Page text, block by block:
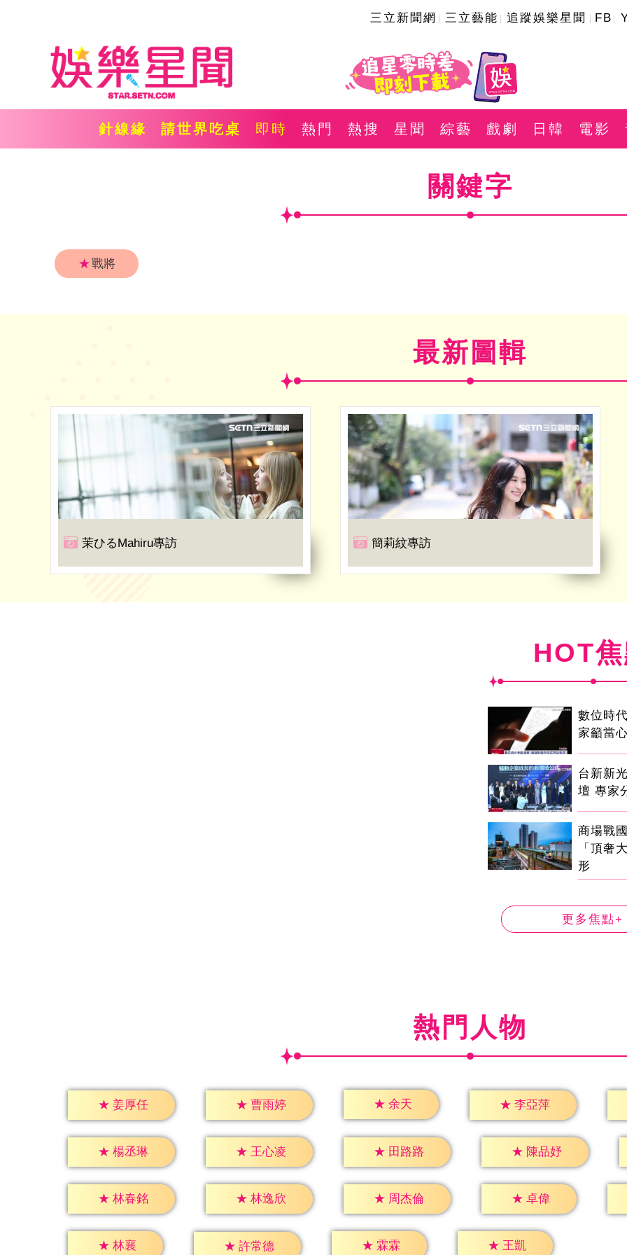
三立新聞網 三立藝能 追蹤娛樂星聞 FB
針線緣 請世界吃桌 即時 熱門 熱搜 星聞 綜藝 戲劇 日韓 電影
關鍵字
★戰將
最新圖輯
茉ひるMahiru專訪 簡莉紋專訪
HOT
數位時
家籲當
台新新
壇 專家
商場戰
「頂奢
形
更多焦點+
熱門人物
★ 姜厚任 ★ 曹雨婷 ★ 余天 ★ 李亞萍
★ 楊丞琳 ★ 王心凌 ★ 田路路 ★ 陳品妤
★ 林春銘 ★ 林逸欣 ★ 周杰倫 ★ 卓偉
★ 林襄 ★ 許常德 ★ 霖霖 ★ 王凱